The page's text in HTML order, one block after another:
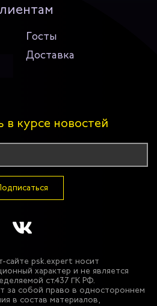
Госты
Доставка
в курсе новостей
сайте psk.expert носит
характер и не является
ст.437 ГК РФ.
за собой право в одностороннем
в состав материалов,